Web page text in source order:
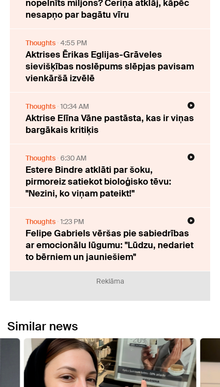
nopelnīts miljons? Ceriņa atklāj, kāpēc
nesapņo par bagātu vīru
Thoughts 4:55 PM
Aktrises Ērikas Eglijas-Grāveles
sievišķības noslēpums slēpjas pavisam
vienkāršā izvēlē
Thoughts 10:34 AM
Aktrise Elīna Vāne pastāsta, kas ir viņas
bargākais kritiķis
Thoughts 6:30 AM
Estere Bindre atklāti par šoku,
pirmoreiz satiekot bioloģisko tēvu:
"Nezini, ko viņam pateikt!"
Thoughts 1:23 PM
Felipe Gabriels vēršas pie sabiedrības
ar emocionālu lūgumu: "Lūdzu, nedariet
to bērniem un jauniešiem"
Reklāma
Similar news